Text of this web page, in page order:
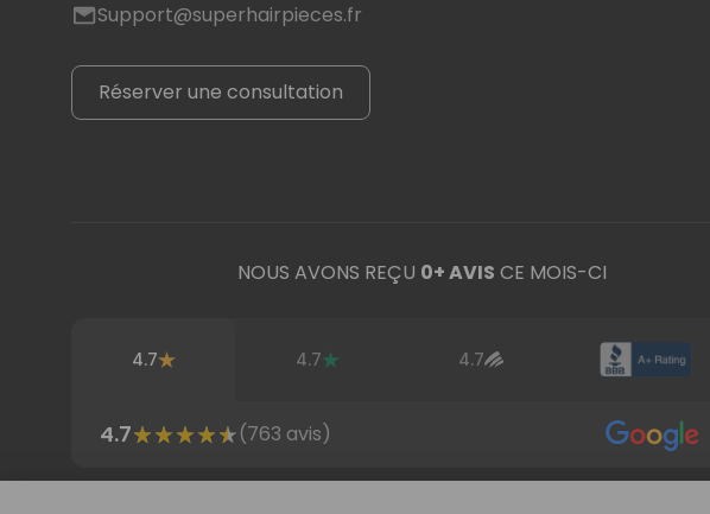
NOUS AVONS REÇU 0+ AVIS CE MOIS-CI
4.7 4.7 4.7
4.7 (763 avis)
Support@superhairpieces.fr
Réserver une consultation